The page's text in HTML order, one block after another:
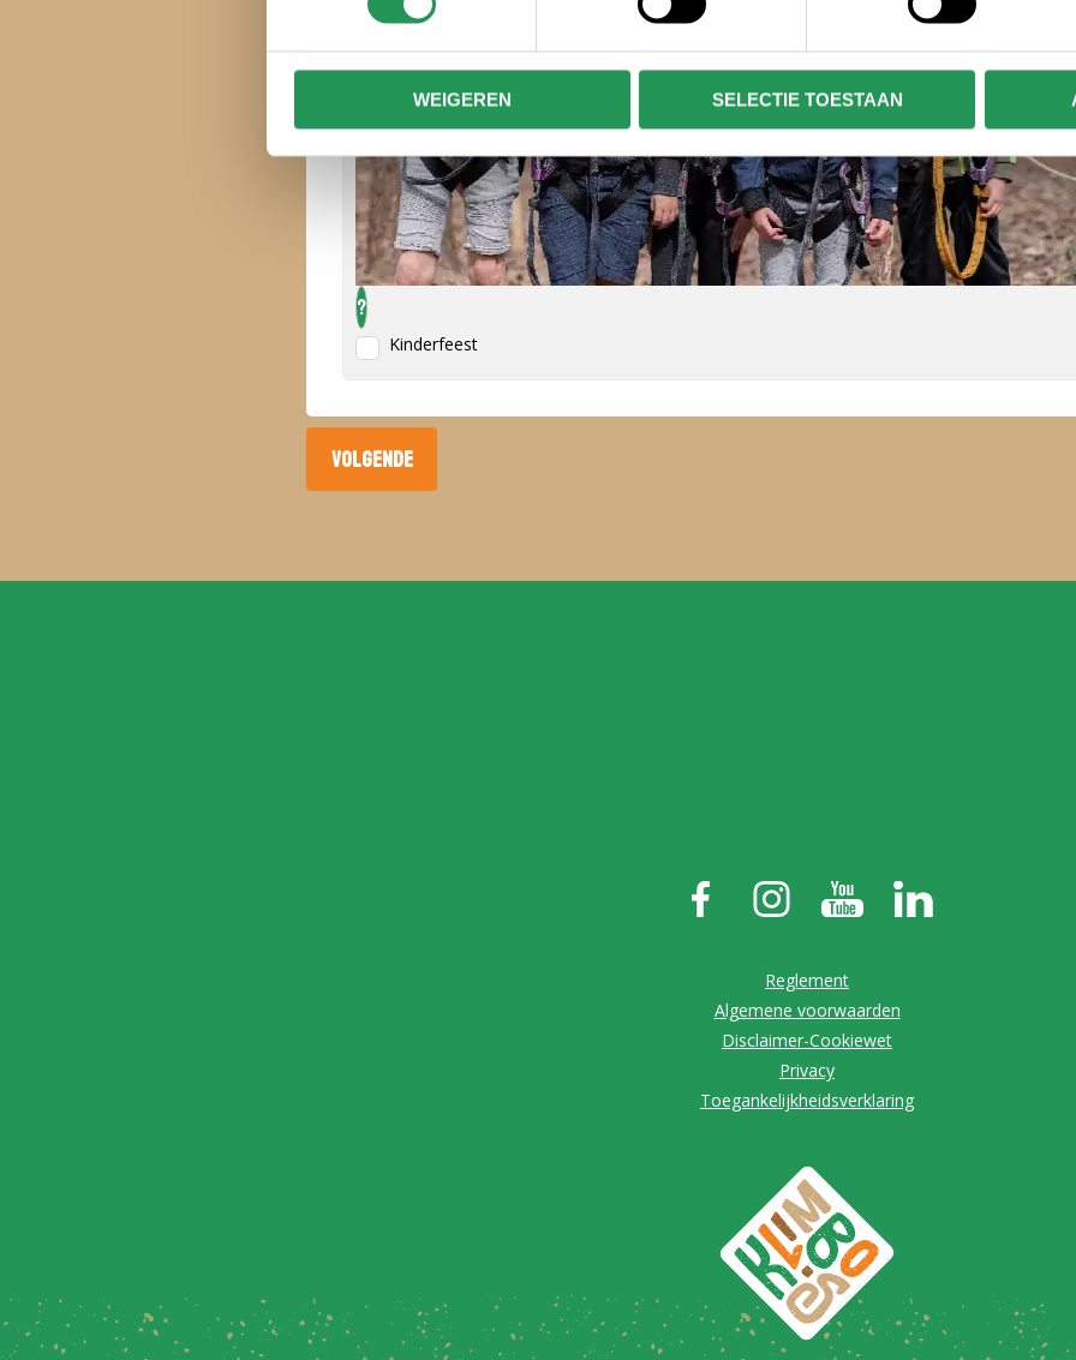
WEIGEREN SELECTIE TOESTAAN
?
Kinderfeest
VOLGENDE
Reglement
Algemene voorwaarden
Disclaimer-Cookiewet
Privacy
Toegankelijkheidsverklaring